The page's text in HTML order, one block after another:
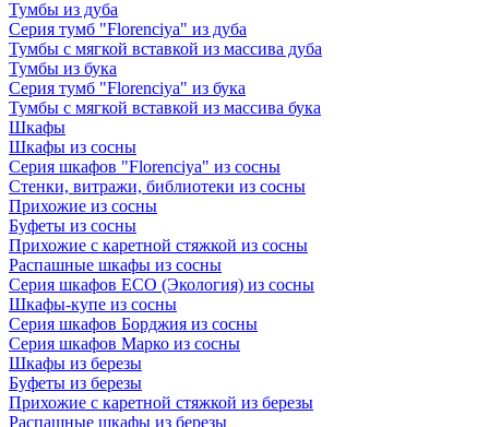
Тумбы из дуба
Серия тумб "Florenciya" из дуба
Тумбы с мягкой вставкой из массива дуба
Тумбы из бука
Серия тумб "Florenciya" из бука
Тумбы с мягкой вставкой из массива бука
Шкафы
Шкафы из сосны
Серия шкафов "Florenciya" из сосны
Стенки, витражи, библиотеки из сосны
Прихожие из сосны
Буфеты из сосны
Прихожие с каретной стяжкой из сосны
Распашные шкафы из сосны
Серия шкафов ECO (Экология) из сосны
Шкафы-купе из сосны
Серия шкафов Борджия из сосны
Серия шкафов Марко из сосны
Шкафы из березы
Буфеты из березы
Прихожие с каретной стяжкой из березы
Распашные шкафы из березы